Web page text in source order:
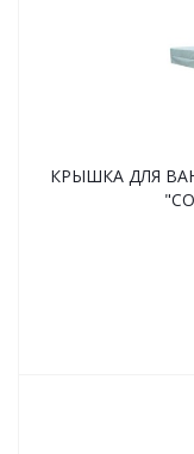
КРЫШКА ДЛЯ